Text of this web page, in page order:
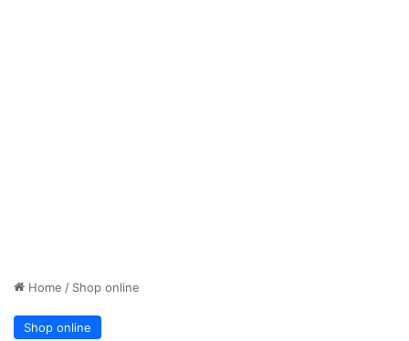
Home / Shop online
Shop online